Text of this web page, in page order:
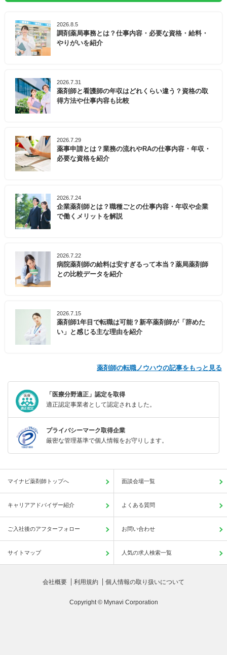
2026.8.5
調剤薬局事務とは？仕事内容・必要な資格・給料・
やりがいを紹介
2026.7.31
薬剤師と看護師の年収はどれくらい違う？資格の取
得方法や仕事内容も比較
2026.7.29
薬事申請とは？業務の流れやRAの仕事内容・年収・
必要な資格を紹介
2026.7.24
企業薬剤師とは？職種ごとの仕事内容・年収や企業
で働くメリットを解説
2026.7.22
病院薬剤師の給料は安すぎるって本当？薬局薬剤師
との比較データを紹介
2026.7.15
薬剤師1年目で転職は可能？新卒薬剤師が「辞めた
い」と感じる主な理由を紹介
薬剤師の転職ノウハウの記事をもっと見る
「医療分野適正」認定を取得
適正認定事業者として認定されました。
プライバシーマーク取得企業
厳密な管理基準で個人情報をお守りします。
マイナビ薬剤師トップへ 面談会場一覧
キャリアアドバイザー紹介 よくある質問
ご入社後のアフターフォロー お問い合わせ
サイトマップ 人気の求人検索一覧
会社概要 利用規約 個人情報の取り扱いについて
Copyright © Mynavi Corporation